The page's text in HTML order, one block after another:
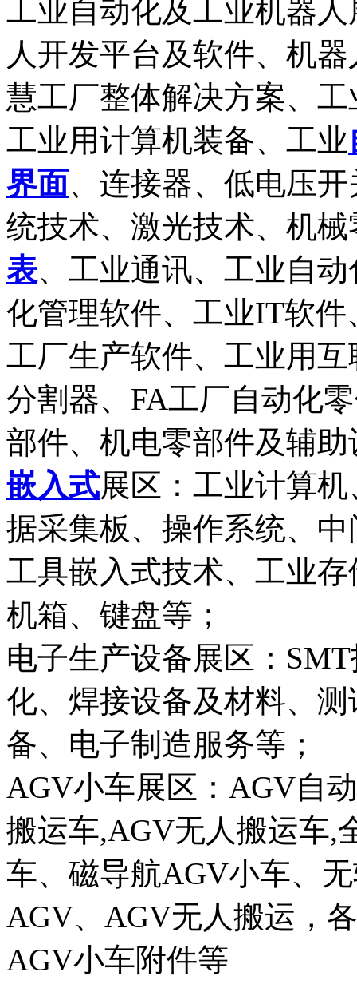
工业自动化及工业机器
人开发平台及软件、机
慧工厂整体解决方案、
工业用计算机装备、工业
界面、连接器、低电压
统技术、激光技术、机
表、工业通讯、工业自
化管理软件、工业IT软
工厂生产软件、工业用
分割器、FA工厂自动化
部件、机电零部件及辅
嵌入式展区：工业计算
据采集板、操作系统、
工具嵌入式技术、工业
机箱、键盘等；
电子生产设备展区：
化、焊接设备及材料、
备、电子制造服务等
AGV小车展区：AGV自
搬运车,AGV无人搬运车,
车、磁导航AGV小车、
AGV、AGV无人搬运，
AGV小车附件等